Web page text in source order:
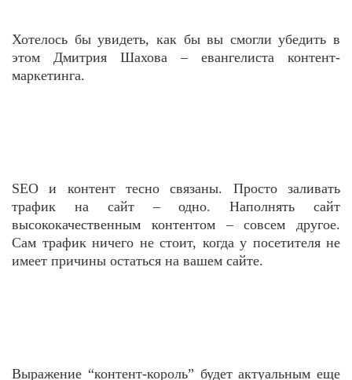
Хотелось бы увидеть, как бы вы смогли убедить в
этом Дмитрия Шахова – евангелиста контент-
маркетинга.
SEO и контент тесно связаны. Просто заливать
трафик на сайт – одно. Наполнять сайт
высококачественным контентом – совсем другое.
Сам трафик ничего не стоит, когда у посетителя не
имеет причины остаться на вашем сайте.
Выражение “контент-король” будет актуальным еще